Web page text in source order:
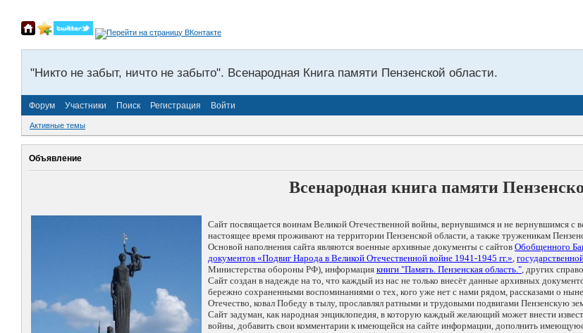
"Никто не забыт, ничто не забыто". Всенародная Книга памяти Пензенской области.
Форум Участники Поиск Регистрация Войти
Активные темы
Объявление
Всенародная книга памяти
Сайт посвящается воинам Великой Отечественной войны, вернувшимся и не вернувшимся с
настоящее время проживают на территории Пензенской области, а также труженикам
Основой наполнения сайта являются военные архивные документы с сайтов Обобщенного
документов «Подвиг Народа в Великой Отечественной войне 1941-1945 гг.»,
Министерства обороны РФ), информация книги "Память. Пензенская область.", других
Сайт создан в надежде на то, что каждый из нас не только внесёт данные архивных
бережно сохраненными воспоминаниями о тех, кого уже нет с нами рядом, рассказами о
Отечество, ковал Победу в тылу, прославлял ратными и трудовыми подвигами Пензенскую
Сайт задуман, как народная энциклопедия, в которую каждый желающий может внести
войны, добавить свои комментарии к имеющейся на сайте информации, дополнить